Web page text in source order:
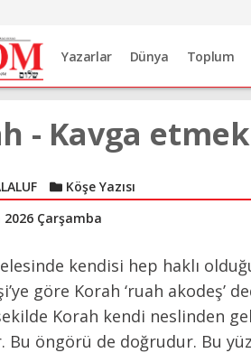
Yazarlar Dünya Toplum
- Kavga
Köşe Yazısı
Çarşamba
kendisi hep haklı
göre Korah ‘ruah
Korah kendi neslinden
Bu öngörü de doğrudur. Bu